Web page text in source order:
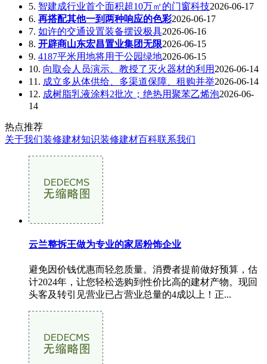
5. 智建成行业首个面积超10万㎡的门窗科技2026-06-17
6. 再搭配其他一到两种响应的色彩2026-06-17
7. 如许的交通设置装备摆设极具2026-06-16
8. 开辟商山东宏昌置业集团无限2026-06-15
9. 4187平米用地将用于公园绿地2026-06-15
10. 向取会人员演示、教授了灭火器材的利用 2026-06-14
11. 成立多从体供给、多渠道保障、租购并举2026-06-14
12. 成树脂乳液涂料2批次；绝热用聚苯乙烯泡2026-06-
14
热点推荐
关于我们装修建材知识装修建材百科联系我们
云兰整拆王做为专业的家居粉饰企业
避免因价钱优惠而轻忽质量。消费者提前做好预算，估
计2024年，让您轻松选购到性价比高的建材产物。现回
头客及转引见营业已占营业总量的4成以上！正...